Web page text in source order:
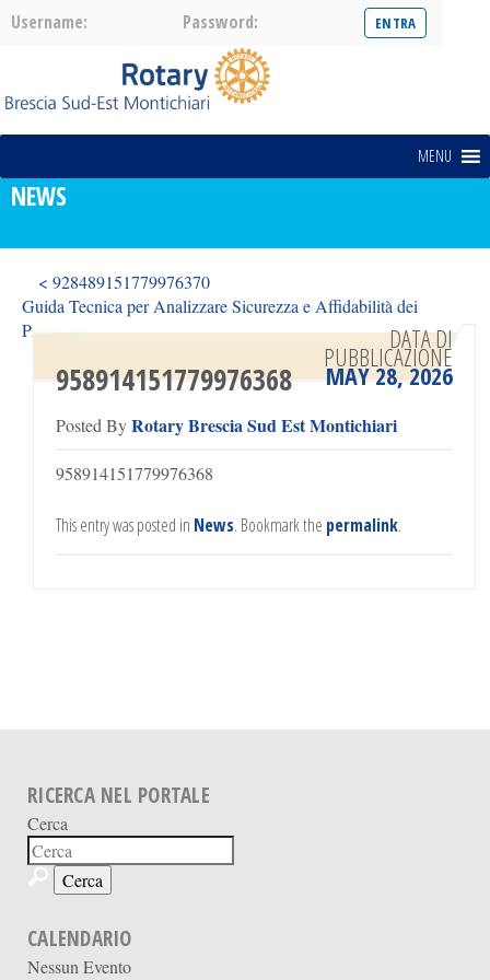
Username: Password:
MENU
NEWS
< 928489151779976370
Guida Tecnica per Analizzare Sicurezza e Affidabilità dei
Principali Siti Casino Non AAMS >
958914151779976368
Posted ByRotary Brescia Sud Est Montichiari
DATA DI
PUBBLICAZIONE
MAY 28, 2026
958914151779976368
This entry was posted in News. Bookmark the permalink.
RICERCA NEL PORTALE
Cerca
CALENDARIO
Nessun Evento